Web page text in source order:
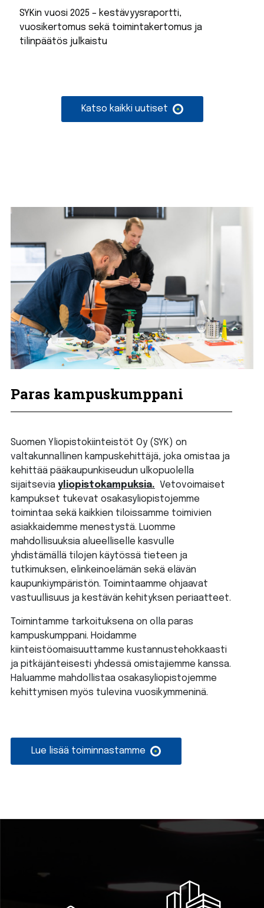
SYKin vuosi 2025 – kestävyysraportti,
vuosikertomus sekä toimintakertomus ja
tilinpäätös julkaistu
Katso kaikki uutiset
Paras kampuskumppani
Suomen Yliopistokiinteistöt Oy (SYK) on
valtakunnallinen kampuskehittäjä, joka omistaa ja
kehittää pääkaupunkiseudun ulkopuolella
sijaitsevia yliopistokampuksia. Vetovoimaiset
kampukset tukevat osakasyliopistojemme
toimintaa sekä kaikkien tiloissamme toimivien
asiakkaidemme menestystä. Luomme
mahdollisuuksia alueelliselle kasvulle
yhdistämällä tilojen käytössä tieteen ja
tutkimuksen, elinkeinoelämän sekä elävän
kaupunkiympäristön. Toimintaamme ohjaavat
vastuullisuus ja kestävän kehityksen periaatteet.
Toimintamme tarkoituksena on olla paras
kampuskumppani. Hoidamme
kiinteistöomaisuuttamme kustannustehokkaasti
ja pitkäjänteisesti yhdessä omistajiemme kanssa.
Haluamme mahdollistaa osakasyliopistojemme
kehittymisen myös tulevina vuosikymmeninä.
Lue lisää toiminnastamme